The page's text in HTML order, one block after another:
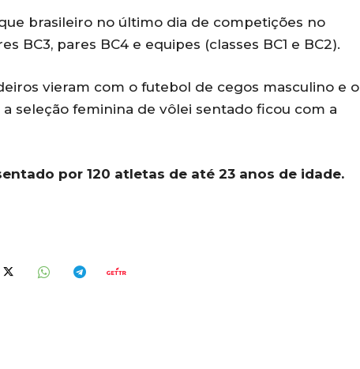
brasileiro no último dia de competições no
BC3, pares BC4 e equipes (classes BC1 e BC2).
vieram com o futebol de cegos masculino e o
seleção feminina de vôlei sentado ficou com a
por 120 atletas de até 23 anos de idade.